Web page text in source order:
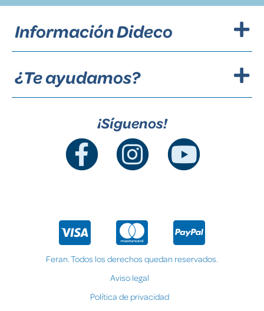
Información Dideco
¿Te ayudamos?
¡Síguenos!
Feran. Todos los derechos quedan reservados.
Aviso legal
Política de privacidad